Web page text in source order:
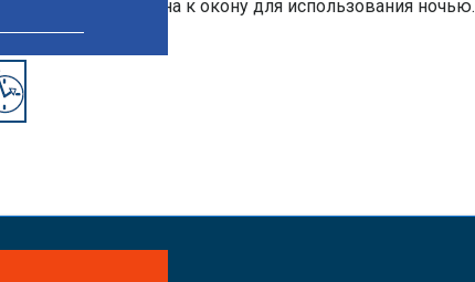
быть подсоединена к окону для использования ночью.